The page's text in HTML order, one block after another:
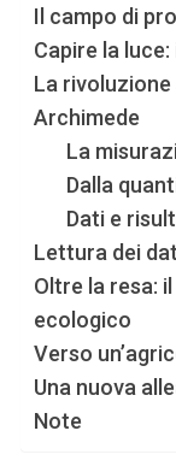
Il campo di
Capire la luce:
La
Archimede
La
Dalla
Dati e
Lettura dei
Oltre la resa:
ecologico
Verso
Una nuova
Note